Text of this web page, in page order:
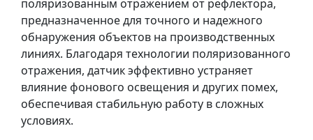
поляризованным отражением от рефлектора,
предназначенное для точного и надежного
обнаружения объектов на производственных
линиях. Благодаря технологии поляризованного
отражения, датчик эффективно устраняет
влияние фонового освещения и других помех,
обеспечивая стабильную работу в сложных
условиях.